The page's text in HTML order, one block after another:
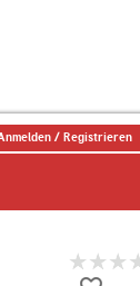
/ Registrieren